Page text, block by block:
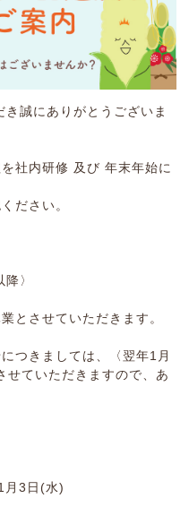
誠にありがとうございま
社内研修 及び 年末年始に
ださい。
〉
とさせていただきます。
つきましては、〈翌年1月
ていただきますので、あ
月3日(水)